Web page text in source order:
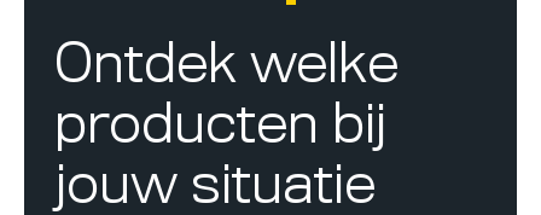
Ontdek welke
producten bij
jouw situatie